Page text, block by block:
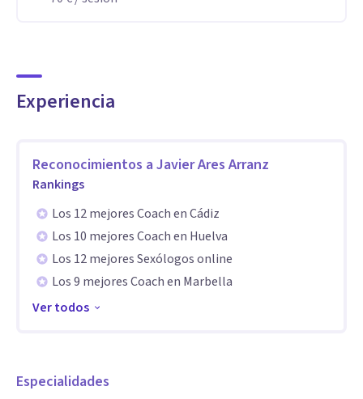
Mi método de trabajo está basado en Técnicas Cognitivo-
fundamentada en la investigación científica
contemporánea), complementadas por las Técnicas más
eficaces de Relajación, de Respiración, Role Playing y
Mindfulness.
Terapias:
Duelo por la perdida de un familiar.
Tratamiento de la ansiedad.
Experiencia
Reconocimientos a Javier Ares Arranz
Rankings
Los 12 mejores Coach en Cádiz
Los 10 mejores Coach en Huelva
Los 12 mejores Sexólogos online
Los 9 mejores Coach en Marbella
Ver todos
Especialidades